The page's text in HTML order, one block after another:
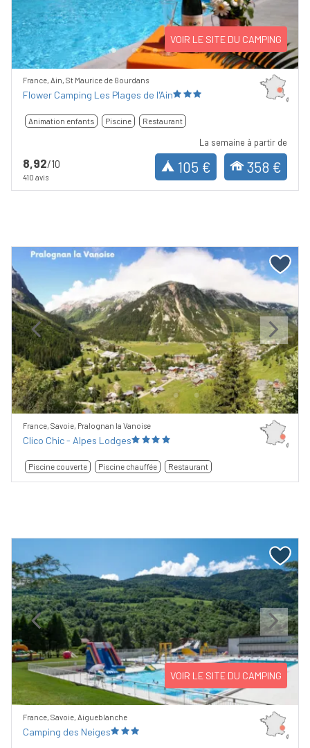
VOIR LE SITE DU CAMPING
France, Ain, St Maurice de Gourdans
Flower Camping Les Plages de l'Ain
Animation enfants Piscine Restaurant
8,92/10
410 avis
La semaine à partir de
105 € 358 €
Previous Next
France, Savoie, Pralognan la Vanoise
Clico Chic - Alpes Lodges
Piscine couverte Piscine chauffée Restaurant
Previous Next
VOIR LE SITE DU CAMPING
France, Savoie, Aigueblanche
Camping des Neiges